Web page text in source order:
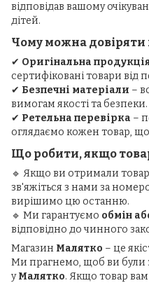
відповідав вашому
дітей.
Чому можна довіряти
✔ Оригінальна
сертифіковані товари від
✔ Безпечні матеріали –
вимогам якості та безпеки.
✔ Ретельна перевірка –
оглядаємо кожен товар,
Що робити, якщо
🔹 Якщо ви отримали
зв'яжіться з нами за
вирішимо цю останню.
🔹 Ми гарантуємо обмін
відповідно до чинного
Магазин Малятко – це
Ми прагнемо, щоб ви були
уМалятко. Якщо товар